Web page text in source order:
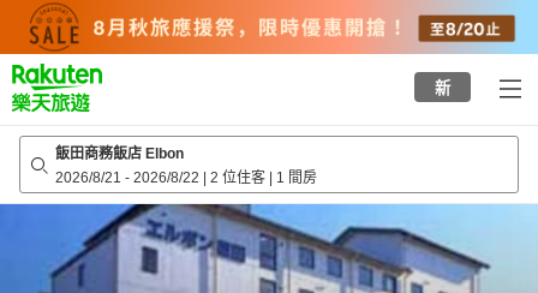
top
page
新
飯田商務飯店 Elbon
2026/8/21 - 2026/8/22 | 2 位住客 | 1 間房